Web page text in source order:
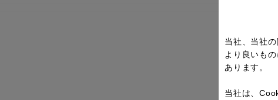
当社、当社
より良いも
あります。
当社は、